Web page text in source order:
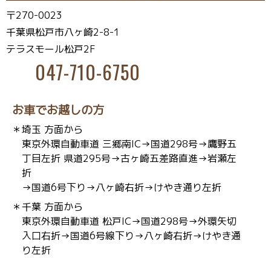
〒270-0023
千葉県松戸市八ヶ崎2-8-1
テラスモール松戸2F
047-710-6750
お車でお越しの方
＊埼玉 方面から
東京外環自動車道 三郷南IC→国道298号→鷹野五
丁目左折 県道295号→古ヶ崎五差路直進→岩瀬左
折
→国道6号下り→八ヶ崎右折→けやき通り左折
＊千葉 方面から
東京外環自動車道 松戸IC→国道298号→外環矢切
入口右折→国道6号線下り→八ヶ崎右折→けやき通
り左折